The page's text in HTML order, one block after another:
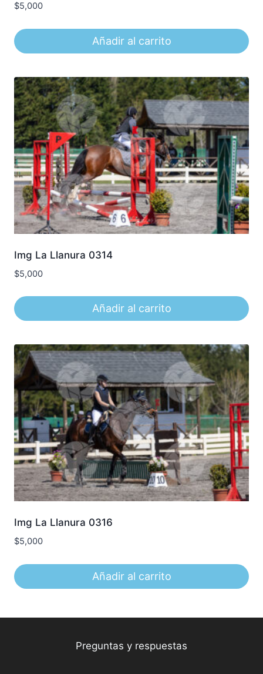
$5,000
Añadir al carrito
Img La Llanura 0314
$5,000
Añadir al carrito
Img La Llanura 0316
$5,000
Añadir al carrito
Preguntas y respuestas